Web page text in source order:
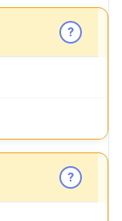
?
?